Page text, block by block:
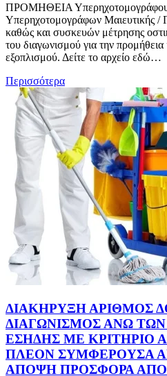
ΠΡΟΜΗΘΕΙΑ Υπερηχοτομογράφου
Υπερηχοτομογράφων Μαιευτικής /
καθώς και συσκευών μέτρησης
του διαγωνισμού για την προμήθεια
εξοπλισμού. Δείτε το αρχείο εδώ…
Περισσότερα
ΔΙΑΚΗΡΥΞΗ ΑΡΙΘΜΟΣ
ΔΙΑΓΩΝΙΣΜΟΣ ΑΝΩ
ΕΣΗΔΗΣ ΜΕ ΚΡΙΤΗΡΙΟ
ΠΛΕΟΝ ΣΥΜΦΕΡΟΥΣΑ
ΑΠΟΨΗ ΠΡΟΣΦΟΡΑ